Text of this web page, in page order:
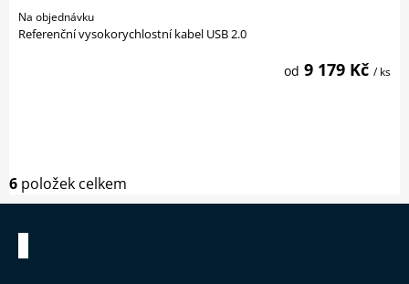
Na objednávku
od 9 179 Kč / ks
Referenční vysokorychlostní kabel USB 2.0
Ovládací prvky výpisu
6 položek celkem
Zápatí